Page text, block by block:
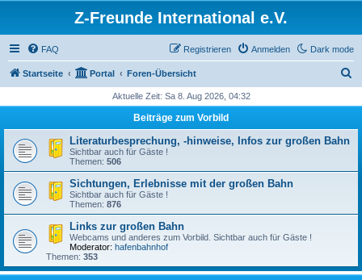
Z-Freunde International e.V.
Dark mode
FAQ Anmelden
Registrieren
Startseite Portal Foren-Übersicht
h
Aktuelle Zeit: Sa 8. Aug 2026, 04:32
Beiträge zum Vorbild
Literaturbesprechung, -hinweise, Infos zur großen Bahn
Sichtbar auch für Gäste !
Themen: 506
Sichtungen, Erlebnisse mit der großen Bahn
Sichtbar auch für Gäste !
Themen: 876
Links zur großen Bahn
Webcams und anderes zum Vorbild. Sichtbar auch für Gäste !
Moderator: hafenbahnhof
Themen: 353